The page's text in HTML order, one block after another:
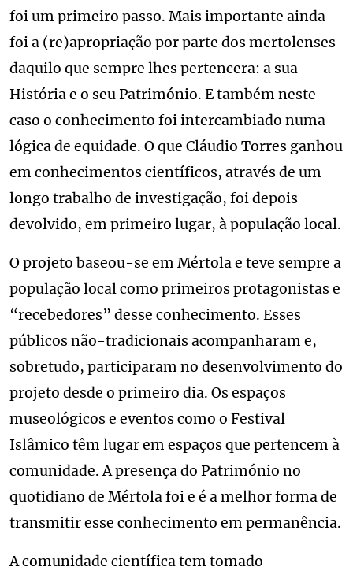
foi um primeiro passo. Mais importante ainda
foi a (re)apropriação por parte dos mertolenses
daquilo que sempre lhes pertencera: a sua
História e o seu Património. E também neste
caso o conhecimento foi intercambiado numa
lógica de equidade. O que Cláudio Torres ganhou
em conhecimentos científicos, através de um
longo trabalho de investigação, foi depois
devolvido, em primeiro lugar, à população local.
O projeto baseou-se em Mértola e teve sempre a
população local como primeiros protagonistas e
“recebedores” desse conhecimento. Esses
públicos não-tradicionais acompanharam e,
sobretudo, participaram no desenvolvimento do
projeto desde o primeiro dia. Os espaços
museológicos e eventos como o Festival
Islâmico têm lugar em espaços que pertencem à
comunidade. A presença do Património no
quotidiano de Mértola foi e é a melhor forma de
transmitir esse conhecimento em permanência.
A comunidade científica tem tomado